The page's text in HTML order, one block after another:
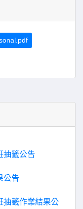
抽籤公告
公告
抽籤作業結果公